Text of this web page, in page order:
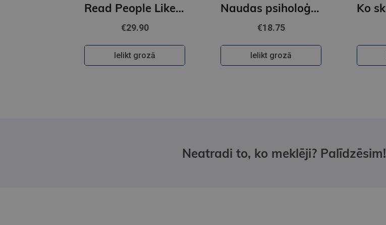
Read People Like a Book : How to Analyze, Understand, and Predict People's Emotions, Thoughts, Inten
€29.90
Ielikt grozā
Naudas psiholoģija
€18.75
Ielikt grozā
Neatradi to, ko meklēji? Palīdzēsim!